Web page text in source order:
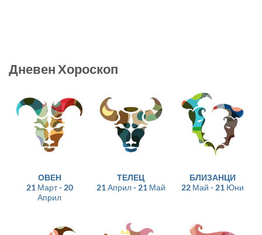
Дневен Хороскоп
ОВЕН
21 Март - 20
Април
ТЕЛЕЦ
21 Април - 21 Май
БЛИЗАНЦИ
22 Май - 21 Юни